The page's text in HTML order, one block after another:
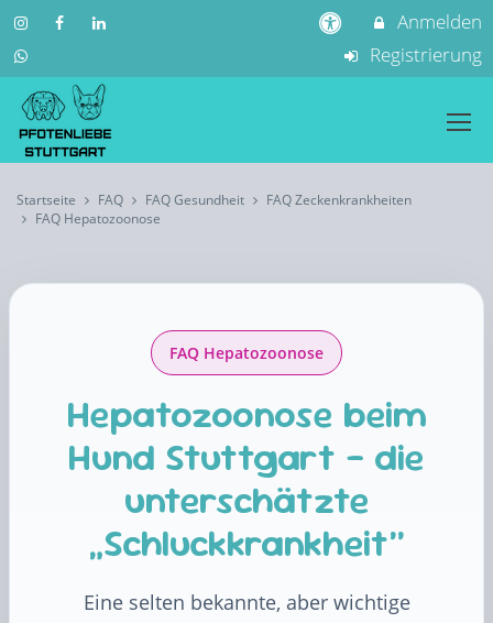
Anmelden
Registrierung
Startseite FAQ FAQ Gesundheit
FAQ Zeckenkrankheiten
FAQ Hepatozoonose
FAQ Hepatozoonose
Hepatozoonose beim
Hund Stuttgart – die
unterschätzte
„Schluckkrankheit“
Eine selten bekannte, aber wichtige